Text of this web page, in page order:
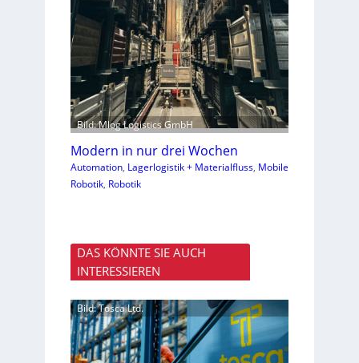
Bild: Mlog Logistics GmbH
Modern in nur drei Wochen
Automation, Lagerlogistik + Materialfluss, Mobile
Robotik, Robotik
DAS KÖNNTE SIE AUCH
INTERESSIEREN
Bild: Tosca Ltd.